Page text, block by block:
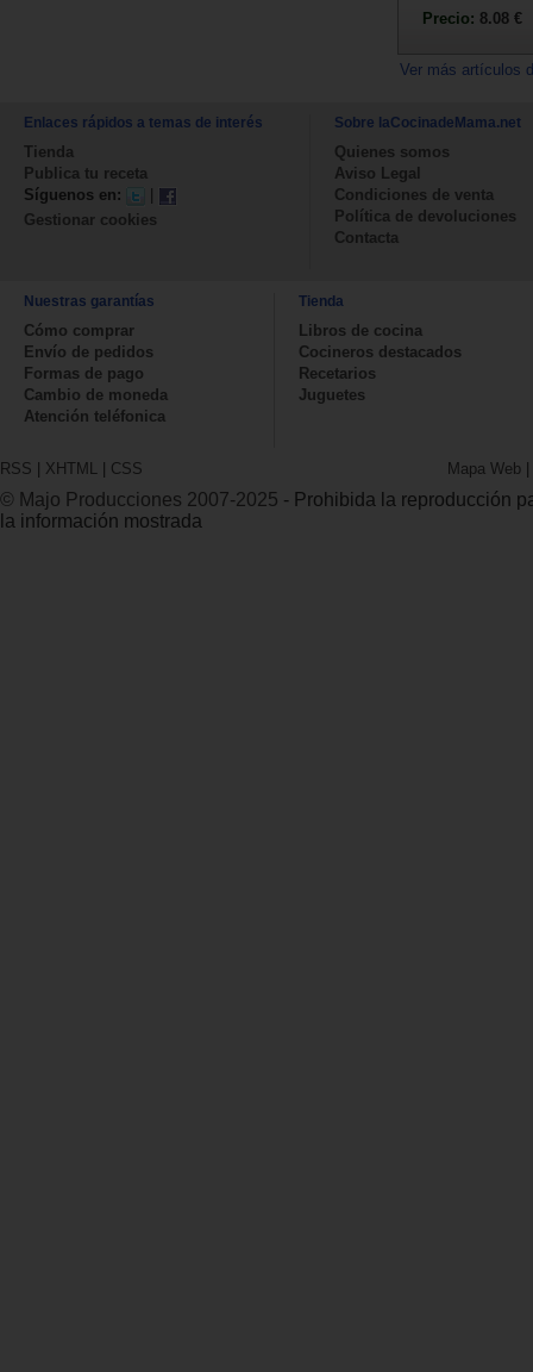
Precio: 8.08 €
Ver más artículos
Enlaces rápidos a temas de interés
Tienda
Publica tu receta
Síguenos en:
Gestionar cookies
Sobre laCocinadeMama.net
Quienes somos
Aviso Legal
Condiciones de venta
Política de devoluciones
Contacta
Nuestras garantías
Cómo comprar
Envío de pedidos
Formas de pago
Cambio de moneda
Atención teléfonica
Tienda
Libros de cocina
Cocineros destacados
Recetarios
Juguetes
RSS XHTML CSS Mapa Web
© Majo Producciones 2007-2025 - Prohibida la reproducción
la información mostrada